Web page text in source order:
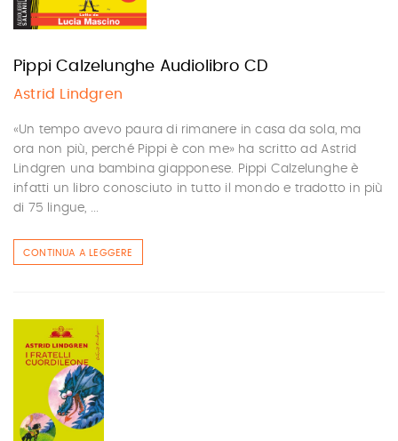
Pippi Calzelunghe Audiolibro CD
Astrid Lindgren
«Un tempo avevo paura di rimanere in casa da sola, ma
ora non più, perché Pippi è con me» ha scritto ad Astrid
Lindgren una bambina giapponese. Pippi Calzelunghe è
infatti un libro conosciuto in tutto il mondo e tradotto in più
di 75 lingue, ...
CONTINUA A LEGGERE